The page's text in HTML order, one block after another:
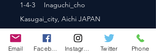
1-4-3 Inaguchi_cho
Kasugai_city, Aichi JAPAN
Email Twitter Phone